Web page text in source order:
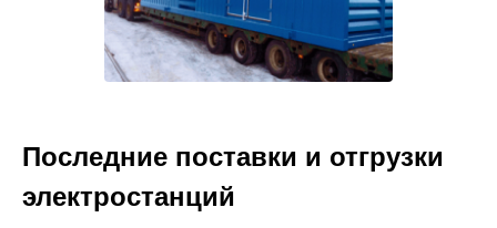
Последние поставки и отгрузки
электростанций